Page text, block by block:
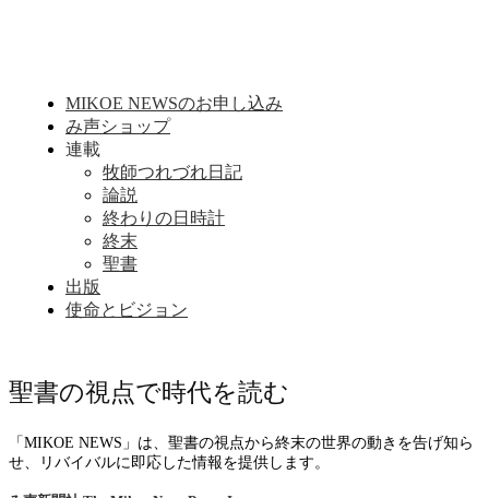
MIKOE NEWSのお申し込み
み声ショップ
連載
牧師つれづれ日記
論説
終わりの日時計
終末
聖書
出版
使命とビジョン
聖書の視点で時代を読む
「MIKOE NEWS」は、聖書の視点から終末の世界の動きを告げ知ら
せ、リバイバルに即応した情報を提供します。